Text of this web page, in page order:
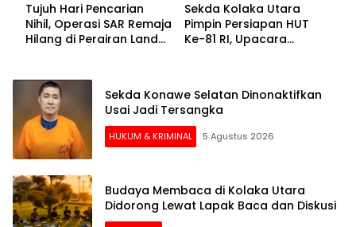
Tujuh Hari Pencarian
Nihil, Operasi SAR Remaja
Hilang di Perairan Lande
Sekda Kolaka Utara
Pimpin Persiapan HUT
Ke-81 RI, Upacara
Sekda Konawe Selatan Dinonaktifkan
Usai Jadi Tersangka
HUKUM & KRIMINAL 5 Agustus 2026
Budaya Membaca di Kolaka Utara
Didorong Lewat Lapak Baca dan Diskusi